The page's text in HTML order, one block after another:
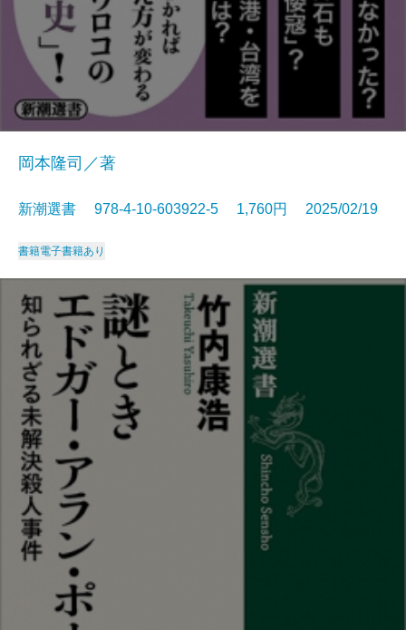
岡本隆司／著
新潮選書 978-4-10-603922-5 1,760円 2025/02/19
書籍電子書籍あり